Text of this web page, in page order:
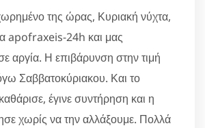
της ώρας, Κυριακή νύχτα,
apofraxeis-24h και μας
αργία. Η επιβάρυνση στην τιμή
Σαββατοκύριακου. Και το
έγινε συντήρηση και η
χωρίς να την αλλάξουμε. Πολλά